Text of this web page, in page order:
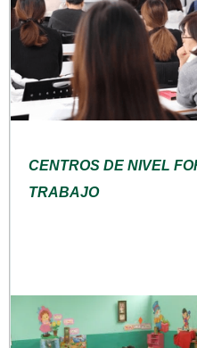
CENTROS DE NIVEL
TRABAJO